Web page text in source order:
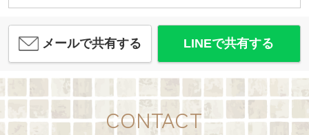
メールで共有する LINEで共有する
CONTACT